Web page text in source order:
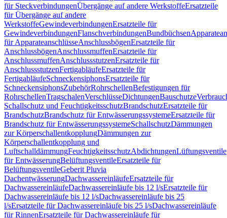
für SteckverbindungenÜbergänge auf andere WerkstoffeErsatzteile
für Übergänge auf andere
WerkstoffeGewindeverbindungenErsatzteile für
GewindeverbindungenFlanschverbindungenBundbüchsen
für ApparateanschlüsseAnschlussbögenErsatzteile für
AnschlussbögenAnschlussmuffenErsatzteile für
AnschlussmuffenAnschlussstutzenErsatzteile für
AnschlussstutzenFertigabläufeErsatzteile für
FertigabläufeSchneckensiphonsErsatzteile für
SchneckensiphonsZubehörRohrschellenBefestigungen für
RohrschellenTragschalenVerschlüsseDichtungenBauschutze
Schallschutz und FeuchtigkeitsschutzBrandschutzErsatzteile für
BrandschutzBrandschutz für EntwässerungssystemeErsatzteile für
Brandschutz für EntwässerungssystemeSchallschutzDämmungen
zur KörperschallentkopplungDämmungen zur
Körperschallentkopplung und
LuftschalldämmungFeuchtigkeitsschutzAbdichtungenLüftungsventile
für EntwässerungBelüftungsventileErsatzteile für
BelüftungsventileGeberit Pluvia
DachentwässerungDachwassereinläufeErsatzteile für
DachwassereinläufeDachwassereinläufe bis 12 l/sErsatzteile für
Dachwassereinläufe bis 12 l/sDachwassereinläufe bis 25
l/sErsatzteile für Dachwassereinläufe bis 25 l/sDachwassereinläufe
für RinnenErsatzteile für Dachwassereinläufe für